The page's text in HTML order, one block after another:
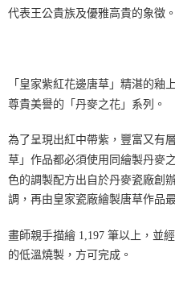
代表王公貴族及優雅高貴的象徵。
「皇家紫紅花邊唐草」精湛的釉
尊貴美譽的「丹麥之花」系列。
為了呈現出紅中帶紫，豐富又有
草」作品都必須使用同繪製丹麥
色的調製配方出自於丹麥瓷廠創
調，再由皇家瓷廠繪製唐草作品
畫師親手描繪 1,197 筆以上，並
的低溫燒製，方可完成。